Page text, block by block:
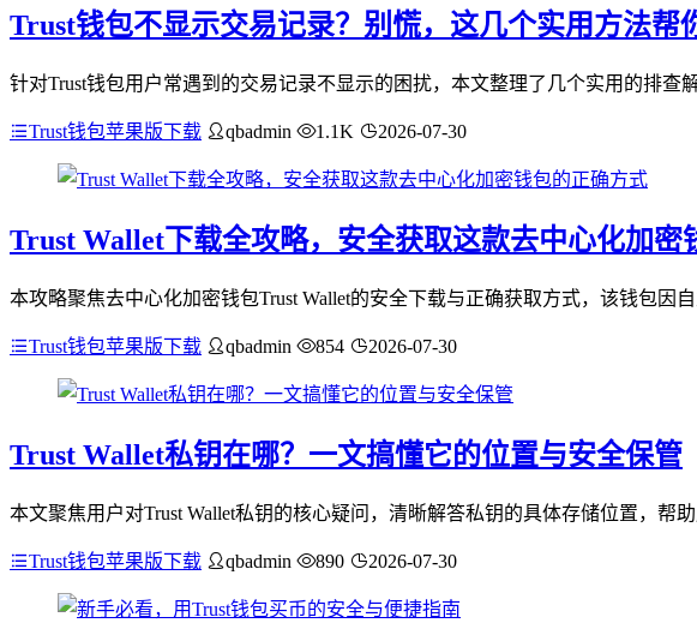
Trust钱包不显示交易记录？别慌，这几个实用方法帮
针对Trust钱包用户常遇到的交易记录不显示的困扰，本文整理了几个实用的排
Trust钱包苹果版下载 qbadmin 1.1K 2026-07-30
Trust Wallet下载全攻略，安全获取这款去中心化加密
本攻略聚焦去中心化加密钱包Trust Wallet的安全下载与正确获取方式，该钱包
Trust钱包苹果版下载 qbadmin 854 2026-07-30
Trust Wallet私钥在哪？一文搞懂它的位置与安全保管
本文聚焦用户对Trust Wallet私钥的核心疑问，清晰解答私钥的具体存储位置，
Trust钱包苹果版下载 qbadmin 890 2026-07-30